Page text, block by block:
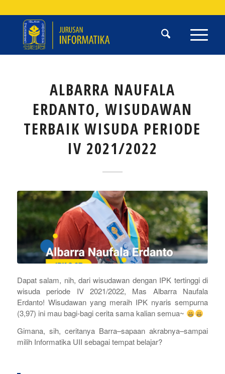
ALBARRA NAUFALA
ERDANTO, WISUDAWAN
TERBAIK WISUDA PERIODE
IV 2021/2022
Dapat salam, nih, dari wisudawan dengan IPK tertinggi di
wisuda periode IV 2021/2022, Mas Albarra Naufala
Erdanto! Wisudawan yang meraih IPK nyaris sempurna
(3,97) ini mau bagi-bagi cerita sama kalian semua~
Gimana, sih, ceritanya Barra–sapaan akrabnya–sampai
milih Informatika UII sebagai tempat belajar?